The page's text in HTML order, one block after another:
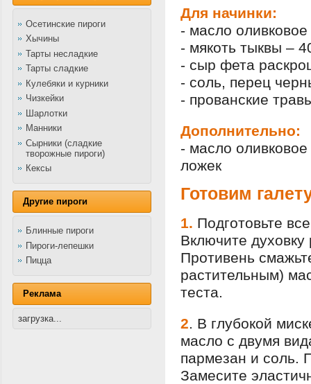
Осетинские пироги
Хычины
Тарты несладкие
Тарты сладкие
Кулебяки и курники
Чизкейки
Шарлотки
Манники
Сырники (сладкие
творожные пироги)
Кексы
Другие пироги
Блинные пироги
Пироги-лепешки
Пицца
Реклама
загрузка...
Для начинки:
- масло
- мякоть тыквы –
- сыр фета
- соль, перец
- прованские
Дополнительно:
- масло
ложек
Готовим
1. Подготовьте
Включите духовку
Противень
растительным)
теста.
2. В глубокой
масло с двумя
пармезан и соль.
Замесите